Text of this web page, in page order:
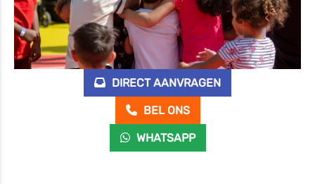
DIRECT AANVRAGEN
BEL ONS
WHATSAPP